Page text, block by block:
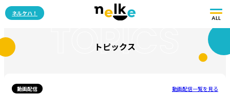
ネルケハ！
ALL
TOPICS
トピックス
動画配信 動画配信一覧を見る